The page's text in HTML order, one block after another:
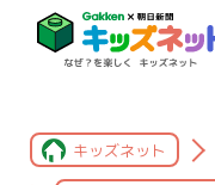
キッズネット